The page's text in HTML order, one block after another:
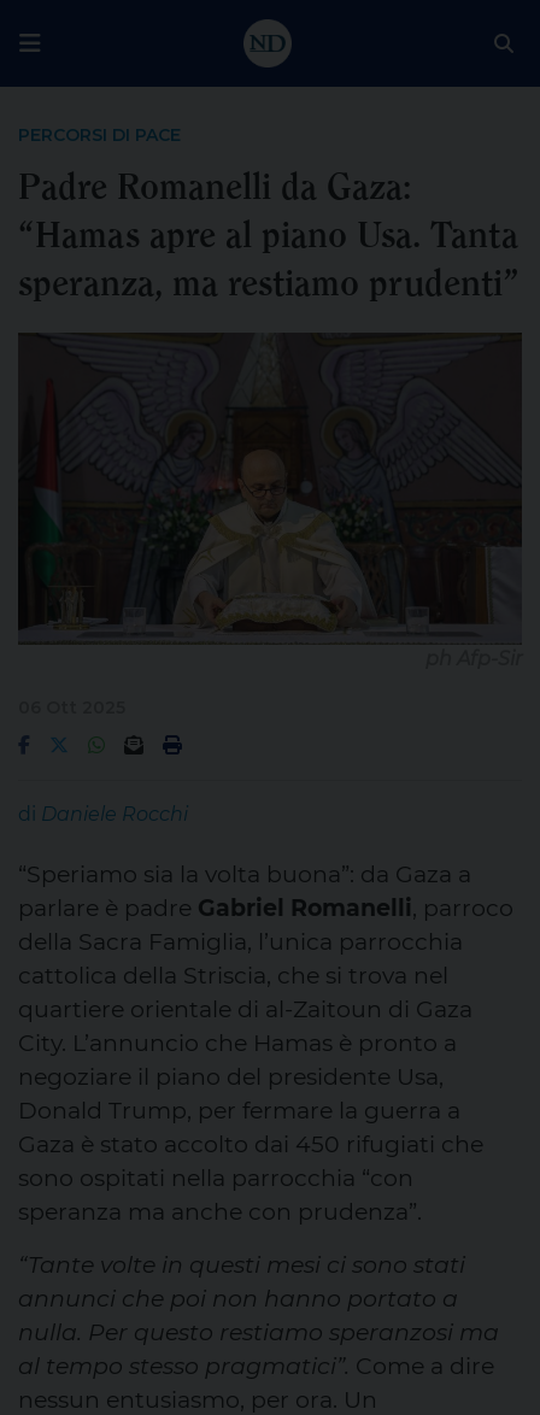
PERCORSI DI PACE
Padre Romanelli da Gaza:
“Hamas apre al piano Usa. Tanta
speranza, ma restiamo prudenti”
di Daniele Rocchi
“Speriamo sia la volta buona”: da Gaza a
parlare è padre Gabriel Romanelli, parroco
della Sacra Famiglia, l’unica parrocchia
cattolica della Striscia, che si trova nel
quartiere orientale di al-Zaitoun di Gaza
City. L’annuncio che Hamas è pronto a
negoziare il piano del presidente Usa,
Donald Trump, per fermare la guerra a
Gaza è stato accolto dai 450 rifugiati che
sono ospitati nella parrocchia “con
speranza ma anche con prudenza”.
“Tante volte in questi mesi ci sono stati
annunci che poi non hanno portato a
nulla. Per questo restiamo speranzosi ma
al tempo stesso pragmatici”. Come a dire
nessun entusiasmo, per ora. Un